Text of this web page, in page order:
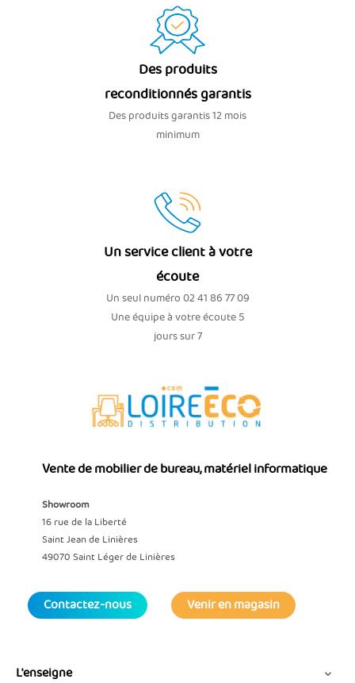
Des produits
reconditionnés garantis
Des produits garantis 12 mois
minimum
Un service client à votre
écoute
Un seul numéro 02 41 86 77 09
Une équipe à votre écoute 5
jours sur 7
Vente de mobilier de bureau, matériel informatique
Showroom
16 rue de la Liberté
Saint Jean de Linières
49070 Saint Léger de Linières
Contactez-nous Venir en magasin
L'enseigne 